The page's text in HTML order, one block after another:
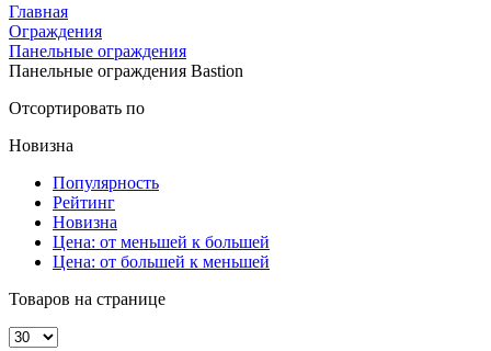
Главная
Ограждения
Панельные ограждения
Панельные ограждения Bastion
Отсортировать по
Новизна
Популярность
Рейтинг
Новизна
Цена: от меньшей к большей
Цена: от большей к меньшей
Товаров на странице